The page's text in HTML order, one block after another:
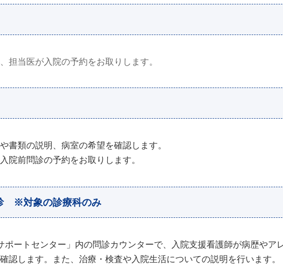
担当医が入院の予約をお取りします。
書類の説明、病室の希望を確認します。
院前問診の予約をお取りします。
※対象の診療科のみ
ートセンター」内の問診カウンターで、入院支援看護師が病歴やア
認します。また、治療・検査や入院生活についての説明を行います。